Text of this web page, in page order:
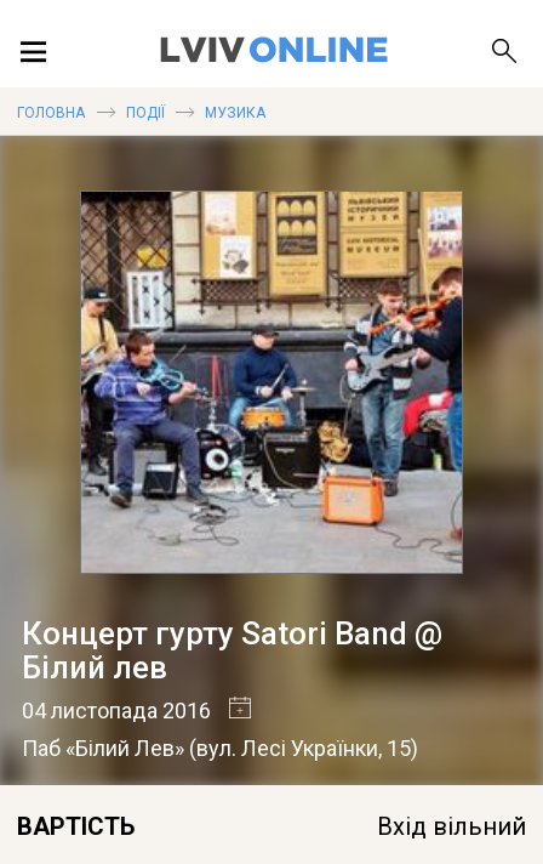
ПУБЛІКАЦІЇ
ДОВІДКА
ГОЛОВНА ПОДІЇ МУЗИКА
Концерт гурту Satori Band @
Білий лев
04 листопада 2016
Паб «Білий Лев» (вул. Лесі Українки, 15)
ВАРТІСТЬ Вхід вільний